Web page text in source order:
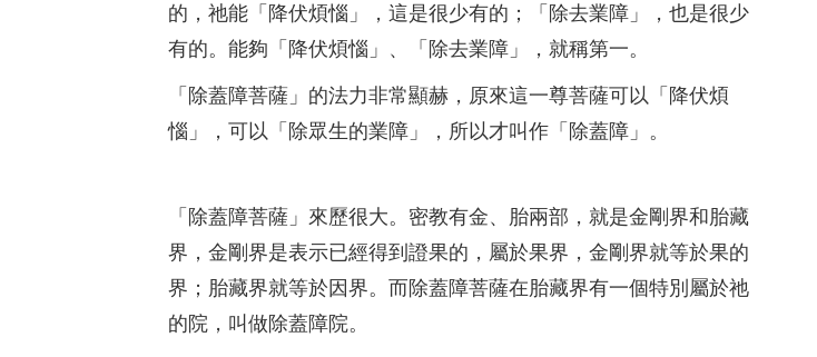
的，祂能「降伏煩惱」，這是很少有的；「除去業障」，也是很少
有的。能夠「降伏煩惱」、「除去業障」，就稱第一。
「除蓋障菩薩」的法力非常顯赫，原來這一尊菩薩可以「降伏煩
惱」，可以「除眾生的業障」，所以才叫作「除蓋障」。
「除蓋障菩薩」來歷很大。密教有金、胎兩部，就是金剛界和胎藏
界，金剛界是表示已經得到證果的，屬於果界，金剛界就等於果的
界；胎藏界就等於因界。而除蓋障菩薩在胎藏界有一個特別屬於祂
的院，叫做除蓋障院。